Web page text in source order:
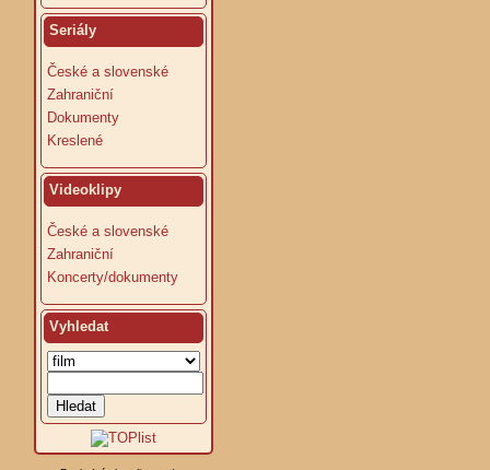
Seriály
České a slovenské
Zahraniční
Dokumenty
Kreslené
Videoklipy
České a slovenské
Zahraniční
Koncerty/dokumenty
Vyhledat